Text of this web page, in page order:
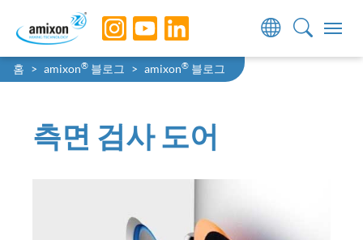
Skip to main navigation
Skip to main content
Skip to page footer
You are here:
홈 amixon® 블로그 amixon® 블로그
측면 검사 도어